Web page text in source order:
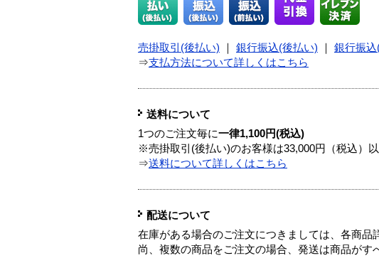
売掛取引(後払い) 銀行振込(後払い) 銀行振
⇒支払方法について詳しくはこちら
送料について
1つのご注文毎に一律1,100円(税込)
※売掛取引(後払い)のお客様は33,000円（税込）
⇒送料について詳しくはこちら
配送について
在庫がある場合のご注文につきましては、各商品
尚、複数の商品をご注文の場合、発送は商品がす